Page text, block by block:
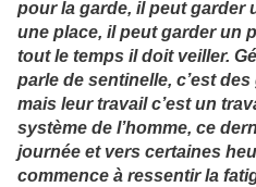
pour la garde, il peut garder
une place, il peut garder un
tout le temps il doit veiller.
parle de sentinelle, c’est
mais leur travail c’est un
système de l’homme, ce
journée et vers certaines
commence à ressentir la